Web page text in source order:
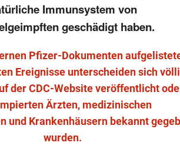
Immunsystem von
geschädigt haben.
Pfizer-Dokumenten
Ereignisse unterscheiden sich
der CDC-Website veröffentlicht
Ärzten, medizinischen
und Krankenhäusern bekannt
wurden.